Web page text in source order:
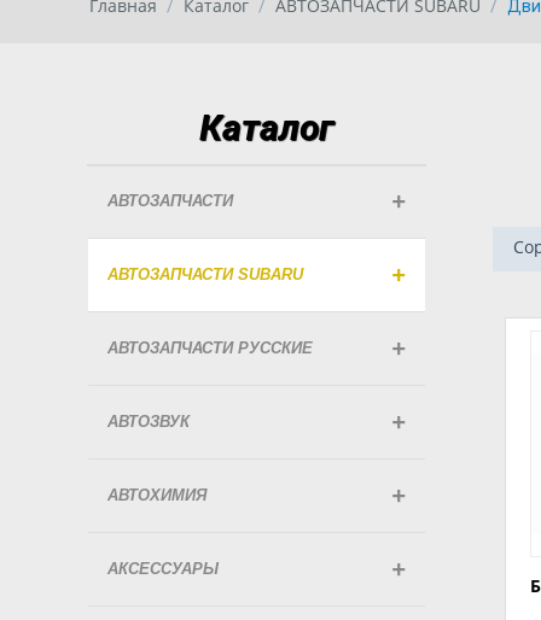
Главная / Каталог / АВТОЗАПЧАСТИ SUBARU /
Каталог
АВТОЗАПЧАСТИ
АВТОЗАПЧАСТИ SUBARU
АВТОЗАПЧАСТИ РУССКИЕ
АВТОЗВУК
АВТОХИМИЯ
АКСЕССУАРЫ